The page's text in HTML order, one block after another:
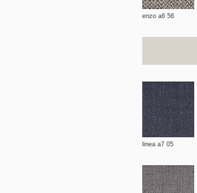
enzo a6 56
linea a7 05